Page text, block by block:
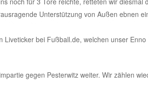
Unterstützung von Außen ebnen
bei Fußball.de, welchen unser
gegen Pesterwitz weiter. Wir zählen